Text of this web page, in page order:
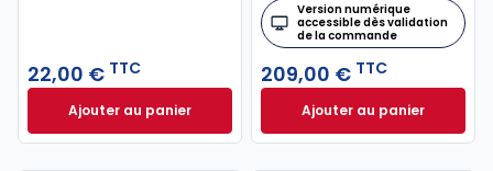
22,00 € TTC
Ajouter au panierCode civil 2027 annoté. Édition limitée à 22,00 € TTC
Version numérique
accessible dès validation
de la commande
209,00 € TTC
Ajouter au panier
Mémento Social